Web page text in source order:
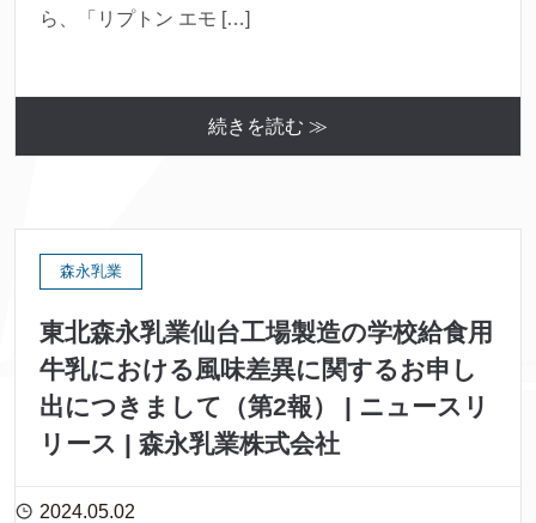
ら、「リプトン エモ […]
続きを読む ≫
森永乳業
東北森永乳業仙台工場製造の学校給食用
牛乳における風味差異に関するお申し
出につきまして（第2報） | ニュースリ
リース | 森永乳業株式会社
2024.05.02